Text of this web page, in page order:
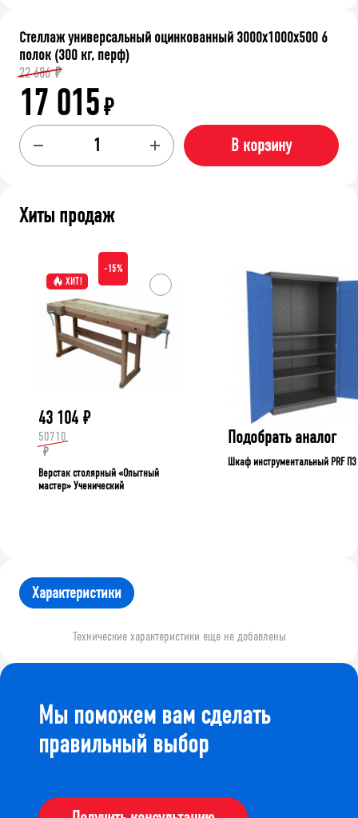
Стеллаж универсальный оцинкованный 3000x1000x500 6
полок (300 кг, перф)
22 686 ₽
17 015₽
В корзину
Хиты продаж
ХИТ!
-15%
43 104 ₽
50710
₽
Верстак столярный «Опытный
мастер» Ученический
Подобрать аналог
Шкаф инструментальный PRF П3
Характеристики
Технические характеристики еще не добавлены
Мы поможем вам сделать
правильный выбор